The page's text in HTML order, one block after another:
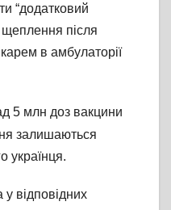
“додатковий
щеплення після
в амбулаторії
5 млн доз вакцини
залишаються
українця.
відповідних